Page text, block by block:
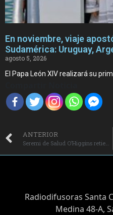
En noviembre, viaje
Sudamérica: Uruguay,
agosto 5, 2026
El Papa León XIV realizará su
ANTERIOR
Seremi de Salud O’Higgins retiene más 500 juguetes por no cumplir con normas de etiquetado.
Radiodifusoras Santa
Medina 48-A,